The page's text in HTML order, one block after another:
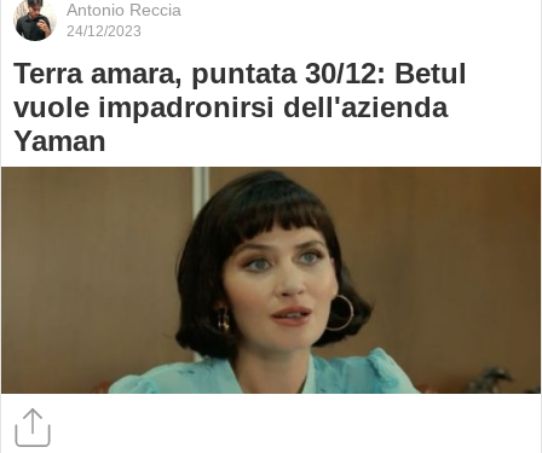
Antonio Reccia
24/12/2023
Terra amara, puntata 30/12: Betul
vuole impadronirsi dell'azienda
Yaman